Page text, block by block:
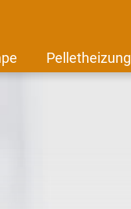
Pelletheizung